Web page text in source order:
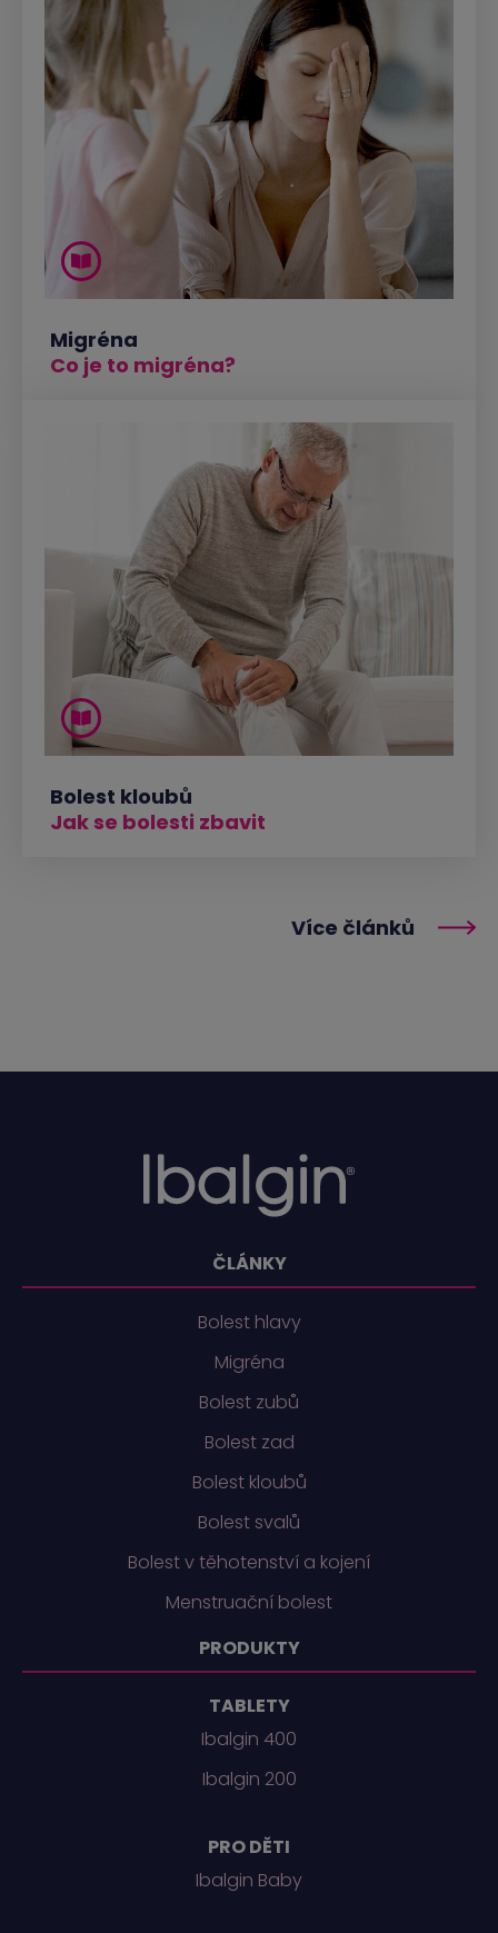
Migréna
Co je to migréna?
Bolest kloubů
Jak se bolesti zbavit
Více článků
ČLÁNKY
Bolest hlavy
Migréna
Bolest zubů
Bolest zad
Bolest kloubů
Bolest svalů
Bolest v těhotenství a kojení
Menstruační bolest
PRODUKTY
TABLETY
Ibalgin 400
Ibalgin 200
PRO DĚTI
Ibalgin Baby